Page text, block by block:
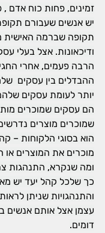
זמינים, פחות כוח אדם ,
יש אנשים שעבורם
תקופה שברמה האישית
ודיכאונות. אצל בעלי
הרבה פעמים, אחרי
ההבדלים בין עסקים
יותר לעומת עסקים
הם עסקים שמוכרים
שמוכרים מוצרים
הוא בסוגי הלקוחות –
מוכרים את המוצרים או
ומה שנקרא, התנהגות
כך שלכל קהל יעד יש
והתנהגויות שניתן
עצמן אצל אותם אנשים
דומים.